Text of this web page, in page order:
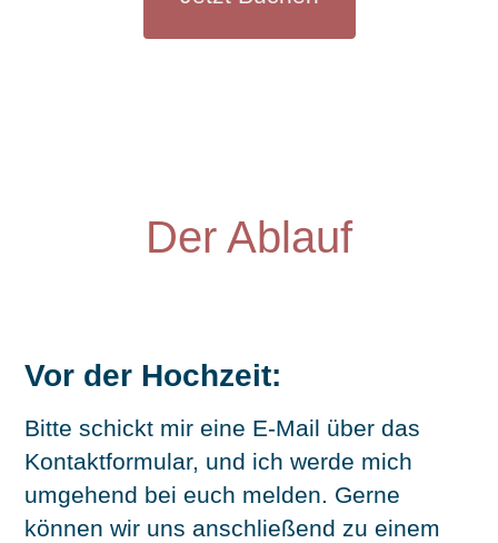
Der Ablauf
Vor der Hochzeit:
Bitte schickt mir eine E-Mail über das
Kontaktformular, und ich werde mich
umgehend bei euch melden. Gerne
können wir uns anschließend zu einem